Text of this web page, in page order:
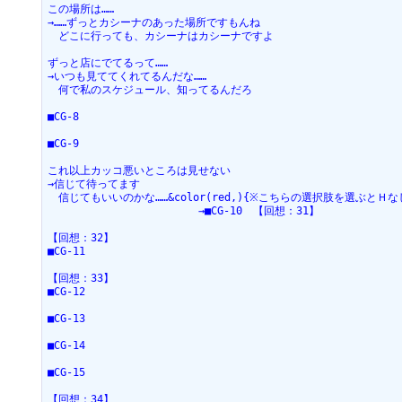
この場所は……
→……ずっとカシーナのあった場所ですもんね
どこに行っても、カシーナはカシーナですよ
ずっと店にでてるって……
→いつも見ててくれてるんだな……
何で私のスケジュール、知ってるんだろ
■CG-8
■CG-9
これ以上カッコ悪いところは見せない
→信じて待ってます
信じてもいいのかな……&color(red,){※こちらの選択肢を選ぶとＨな
→■CG-10　【回想：31】
【回想：32】
■CG-11
【回想：33】
■CG-12
■CG-13
■CG-14
■CG-15
【回想：34】